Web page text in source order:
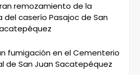
remozamiento de la
del caserío Pasajoc de San
fumigación en el Cementerio
de San Juan Sacatepéquez